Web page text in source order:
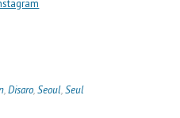
,Disaro,Seoul,Seul